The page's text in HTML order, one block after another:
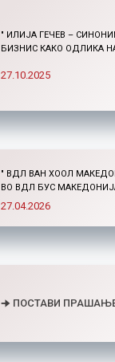
" ИЛИЈА ГЕЧЕВ –
БИЗНИС КАКО ОДЛИКА
27.10.2025
ПОСТДИПЛОМСКИ
СТРАНСТВО "
01.04.2026
🠊 ПОСТАВИ